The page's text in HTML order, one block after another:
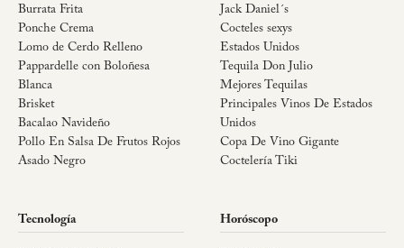
Burrata Frita
Ponche Crema
Lomo de Cerdo Relleno
Pappardelle con Boloñesa
Blanca
Brisket
Bacalao Navideño
Pollo En Salsa De Frutos Rojos
Asado Negro
Jack Daniel´s
Cocteles sexys
Estados Unidos
Tequila Don Julio
Mejores Tequilas
Principales Vinos De Estados
Unidos
Copa De Vino Gigante
Coctelería Tiki
Tecnología Horóscopo